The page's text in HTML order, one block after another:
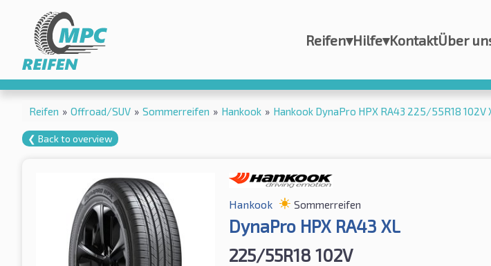
Reifen▾Hilfe▾KontaktÜber
Reifen » Offroad/SUV » Sommerreifen » Hankook » Hankook DynaPro HPX RA43 225/55R18 102V
❮ Back to overview
Hankook Sommerreifen
DynaPro HPX RA43 XL
225/55R18 102V